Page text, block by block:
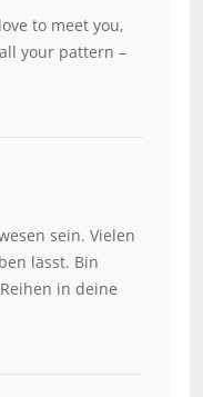
to meet you,
your pattern –
sein. Vielen
lässt. Bin
in deine